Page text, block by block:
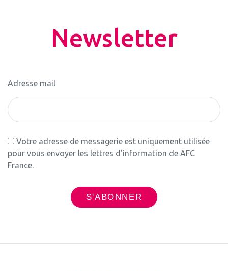
Newsletter
Adresse mail
Votre adresse de messagerie est uniquement utilisée
pour vous envoyer les lettres d'information de AFC
France.